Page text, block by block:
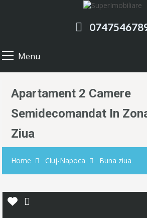
Menu
Apartament 2 Camere
Semidecomandat In
Ziua
Home Cluj-Napoca Buna ziua